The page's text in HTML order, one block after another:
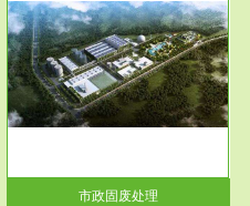
市政固废处理